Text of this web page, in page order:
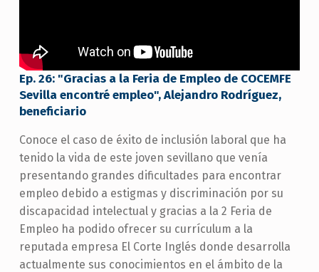
Ep. 26: "Gracias a la Feria de Empleo de COCEMFE
Sevilla encontré empleo", Alejandro Rodríguez,
beneficiario
Conoce el caso de éxito de inclusión laboral que ha
tenido la vida de este joven sevillano que venía
presentando grandes dificultades para encontrar
empleo debido a estigmas y discriminación por su
discapacidad intelectual y gracias a la 2 Feria de
Empleo ha podido ofrecer su currículum a la
reputada empresa El Corte Inglés donde desarrolla
actualmente sus conocimientos en el ámbito de la